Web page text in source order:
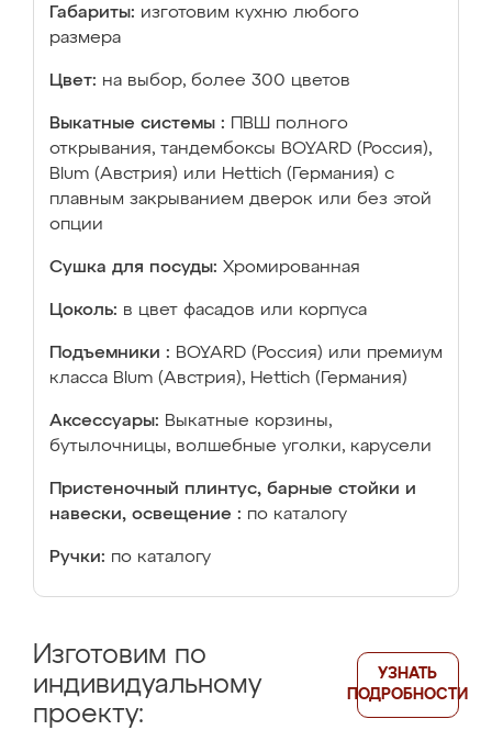
Габариты: изготовим кухню любого
размера
Цвет: на выбор, более 300 цветов
Выкатные системы :
ПВШ полного
открывания, тандембоксы BOYARD (Россия),
Blum (Австрия) или Hettich (Германия) с
плавным закрыванием дверок или без этой
опции
Сушка для посуды: Хромированная
Цоколь: в цвет фасадов или корпуса
Подъемники : BOYARD (Россия) или премиум
класса Blum (Австрия), Hettich (Германия)
Аксессуары: Выкатные корзины,
бутылочницы, волшебные уголки, карусели
Пристеночный плинтус, барные стойки и
навески, освещение : по каталогу
Ручки: по каталогу
Изготовим по
индивидуальному
проекту:
УЗНАТЬ
ПОДРОБНОСТИ